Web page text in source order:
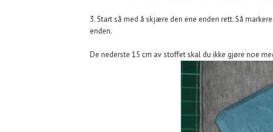
3. Start så med å skjære den ene enden rett. Så
enden.
De nederste 15 cm av stoffet skal du ikke gjøre noe